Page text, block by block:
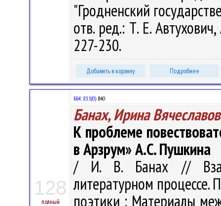
"Гродненский
отв. ред.: Т. Е.
227-230.
Добавить в корзину Подробнее
128
полный
ББК 83.3(0) В40
Банах, Ирина
К проблеме
в Арзрум» А.С. Пушкина
/ И. В. Банах //
литературном процессе.
поэтики : Материалы